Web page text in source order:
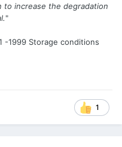
to increase the degradation
"
-1999 Storage conditions
1